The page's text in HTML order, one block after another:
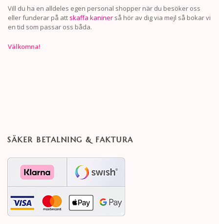
Vill du ha en alldeles egen personal shopper när du besöker oss
eller funderar på att skaffa kaniner så hör av dig via mejl så bokar vi
en tid som passar oss båda.
Välkomna!
SÄKER BETALNING & FAKTURA